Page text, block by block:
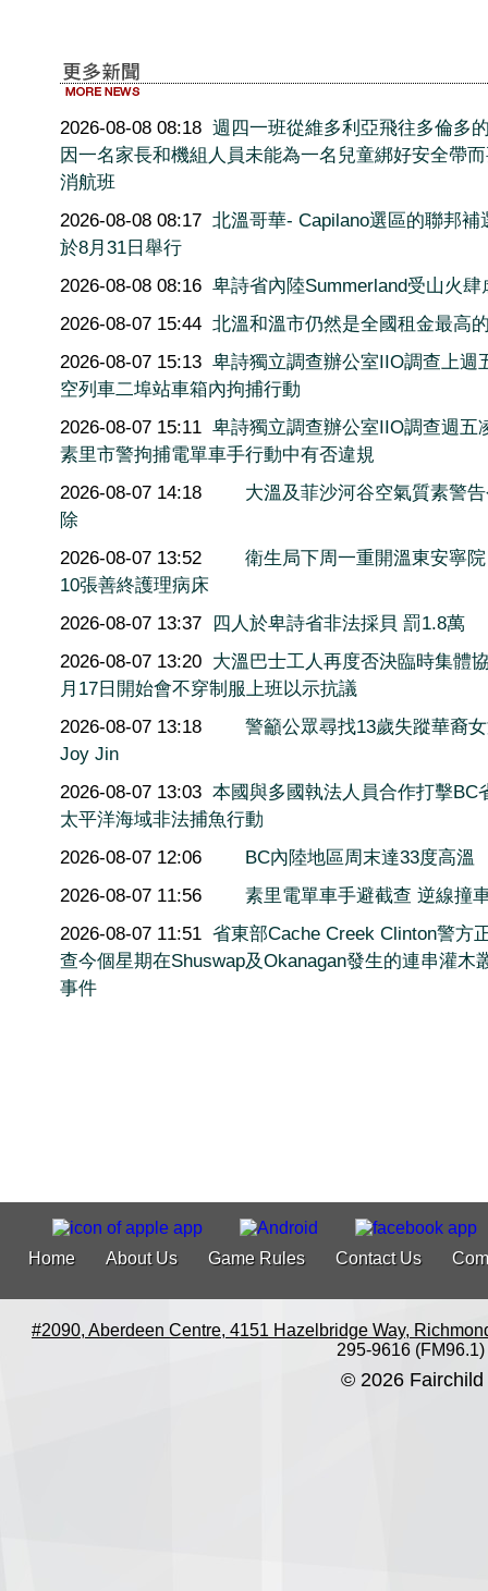
2026-08-08 08:18 週四一班從維多利亞飛往多倫多
因一名家長和機組人員未能為一名兒童綁好安全帶
消航班
2026-08-08 08:17 北溫哥華- Capilano選區的聯邦補
於8月31日舉行
2026-08-08 08:16 卑詩省內陸Summerland受山火肆
2026-08-07 15:44 北溫和溫市仍然是全國租金最高
2026-08-07 15:13 卑詩獨立調查辦公室IIO調查上週
空列車二埠站車箱內拘捕行動
2026-08-07 15:11 卑詩獨立調查辦公室IIO調查週五
素里市警拘捕電單車手行動中有否違規
2026-08-07 14:18
大溫及菲沙河谷空氣質素警
除
2026-08-07 13:52
衛生局下周一重開溫東安寧
10張善終護理病床
2026-08-07 13:37 四人於卑詩省非法採貝 罰1.8萬
2026-08-07 13:20 大溫巴士工人再度否決臨時集體
月17日開始會不穿制服上班以示抗議
2026-08-07 13:18
警籲公眾尋找13歲失蹤華裔
Joy Jin
2026-08-07 13:03 本國與多國執法人員合作打擊BC
太平洋海域非法捕魚行動
2026-08-07 12:06
BC內陸地區周末達33度高溫
2026-08-07 11:56
素里電單車手避截查 逆線撞
2026-08-07 11:51 省東部Cache Creek Clinton警方
查今個星期在Shuswap及Okanagan發生的連串灌木
事件
Home About Us Game Rules Contact Us
#2090, Aberdeen Centre, 4151 Hazelbridge Way,
295-9616 (FM96.1)
© 2026 Fairchild